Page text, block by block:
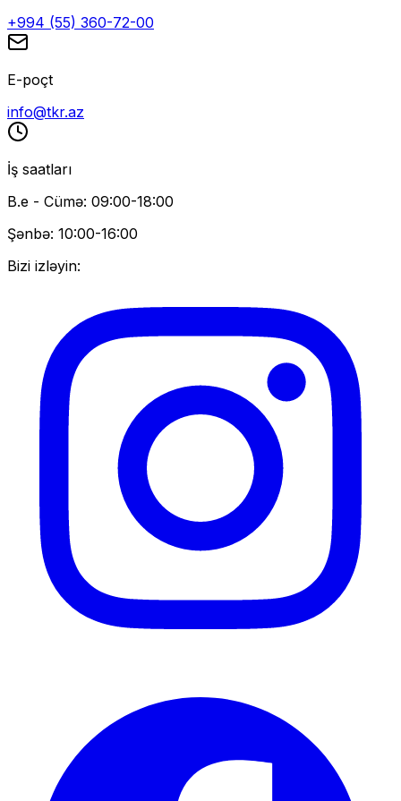
+994 (55) 360-72-00
E-poçt
info@tkr.az
İş saatları
B.e - Cümə: 09:00-18:00
Şənbə: 10:00-16:00
Bizi izləyin: